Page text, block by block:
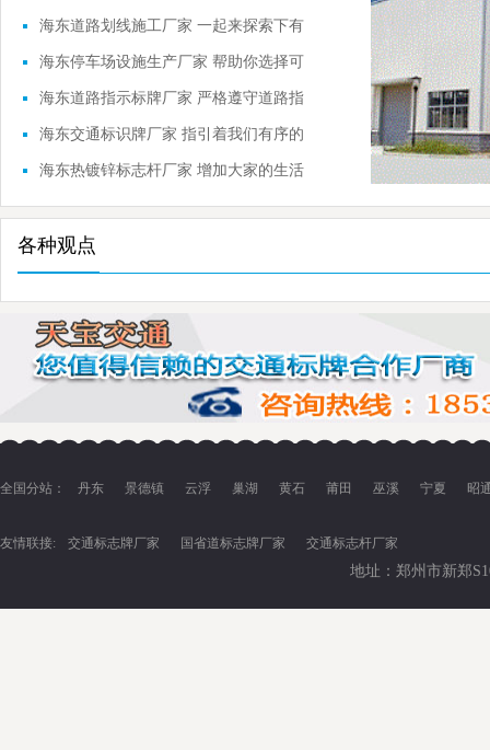
作流程
海东道路划线施工厂家 一起来探索下有
关的内容
海东停车场设施生产厂家 帮助你选择可
靠的品牌
海东道路指示标牌厂家 严格遵守道路指
示标牌
海东交通标识牌厂家 指引着我们有序的
前进
海东热镀锌标志杆厂家 增加大家的生活
常识
各种观点
全国分站： 丹东 景德镇 云浮 巢湖 黄石 莆田 巫溪 宁夏 昭
友情联接: 交通标志牌厂家 国省道标志牌厂家 交通标志杆厂家
地址：郑州市新郑